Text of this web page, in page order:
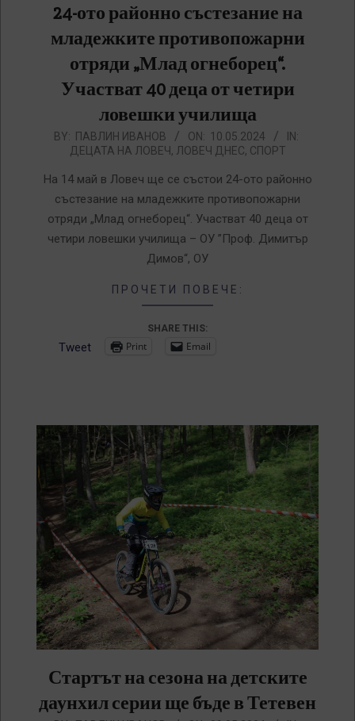
24-ото районно състезание на
младежките противопожарни
отряди „Млад огнеборец“.
Участват 40 деца от четири
ловешки училища
2024-
10
BY: ПАВЛИН ИВАНОВ ON: 10.05.2024
IN:
ДЕЦАТА НА ЛОВЕЧ, ЛОВЕЧ ДНЕС, СПОРТ
На 14 май в Ловеч ще се състои 24-ото районно
състезание на младежките противопожарни
отряди „Млад огнеборец“. Участват 40 деца от
четири ловешки училища – ОУ ”Проф. Димитър
Димов“, ОУ
ПРОЧЕТИ ПОВЕЧЕ:
SHARE THIS:
Tweet Print Email
Стартът на сезона на детските
даунхил серии ще бъде в Тетевен